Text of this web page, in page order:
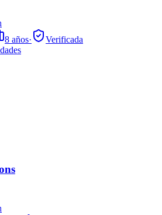
8 años·
Verificada